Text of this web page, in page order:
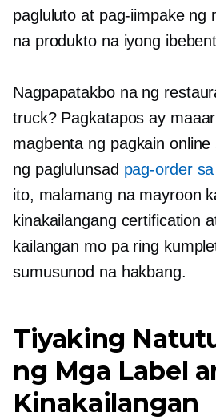
pagluluto at pag-iimpake ng
na produkto na iyong
Nagpapatakbo na ng
truck? Pagkatapos ay
magbenta ng pagkain
ng paglulunsad pag-order
ito, malamang na mayroon
kinakailangang certification
kailangan mo pa ring
sumusunod na hakbang.
Tiyaking
ng Mga Label
Kinakailangan